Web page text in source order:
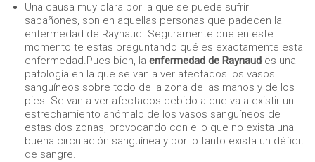
Una causa muy clara por la que se puede sufrir
sabañones, son en aquellas personas que padecen la
enfermedad de Raynaud. Seguramente que en este
momento te estas preguntando qué es exactamente esta
enfermedad.Pues bien, la enfermedad de Raynaud es una
patología en la que se van a ver afectados los vasos
sanguíneos sobre todo de la zona de las manos y de los
pies. Se van a ver afectados debido a que va a existir un
estrechamiento anómalo de los vasos sanguíneos de
estas dos zonas, provocando con ello que no exista una
buena circulación sanguínea y por lo tanto exista un déficit
de sangre.